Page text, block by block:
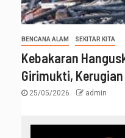
BENCANA ALAM SEKITAR KITA
Kebakaran
Girimukti,
25/05/2026 admin